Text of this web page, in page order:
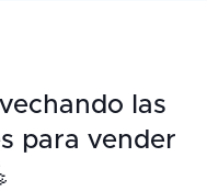
las
para vender